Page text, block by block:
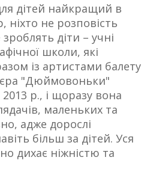
дітей найкращий в
ніхто не розповість
діти – учні
школи, які
із артистами балету
"Дюймовоньки"
р., і щоразу вона
маленьких та
адже дорослі
більш за дітей. Уся
дихає ніжністю та